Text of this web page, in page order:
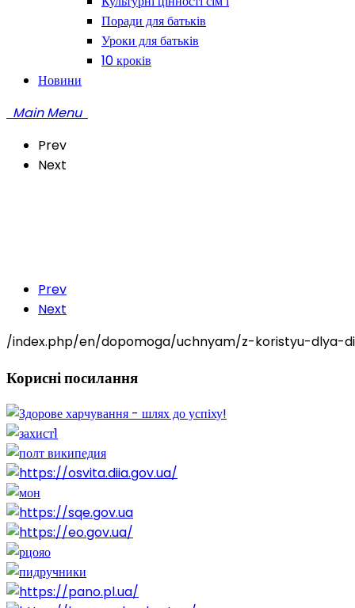
Поради для батьків
Уроки для батьків
10 кроків
Новини
Main Menu
Prev
Next
Prev
Next
/index.php/en/dopomoga/uchnyam/z-koristyu-dlya-
Корисніпосилання